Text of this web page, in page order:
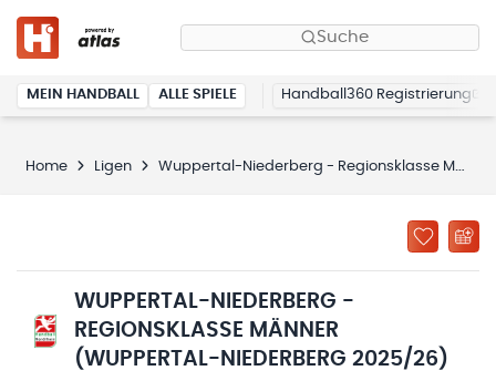
Suche
MEIN HANDBALL ALLE SPIELE Handball360 Registrierung
Home Ligen Wuppertal-Niederberg - Regionsklasse Männer (Wuppertal-Niederberg 2025/26)
WUPPERTAL-NIEDERBERG -
REGIONSKLASSE MÄNNER
(WUPPERTAL-NIEDERBERG 2025/26)